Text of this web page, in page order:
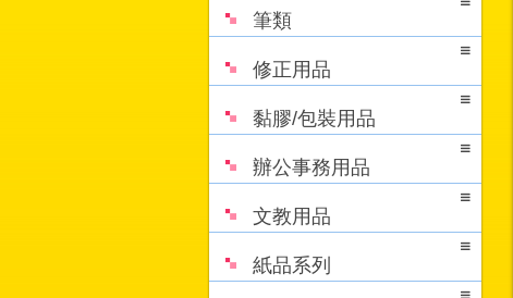
筆類
修正用品
黏膠/包裝用品
辦公事務用品
文教用品
紙品系列